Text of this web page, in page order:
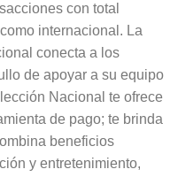
con total
internacional. La
conecta a los
de apoyar a su equipo
Nacional te ofrece
de pago; te brinda
beneficios
y entretenimiento,